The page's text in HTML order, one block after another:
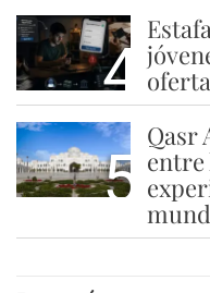
4
5
Qasr
entre